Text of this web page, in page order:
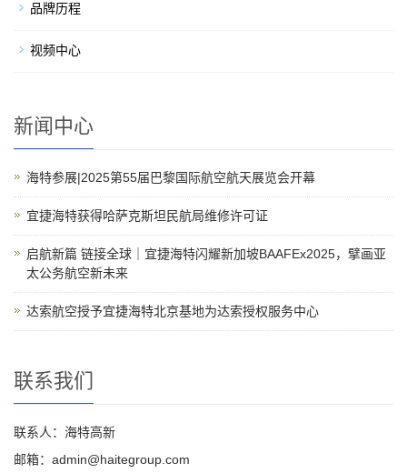
品牌历程
视频中心
新闻中心
海特参展|2025第55届巴黎国际航空航天展览会开幕
宜捷海特获得哈萨克斯坦民航局维修许可证
启航新篇 链接全球｜宜捷海特闪耀新加坡BAAFEx2025，擘画亚
太公务航空新未来
达索航空授予宜捷海特北京基地为达索授权服务中心
联系我们
联系人：海特高新
邮箱：admin@haitegroup.com